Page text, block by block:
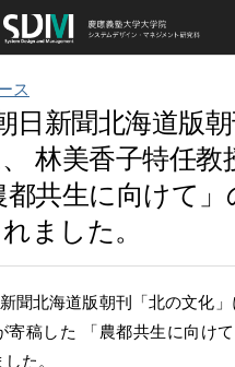
ス
日新聞北海道版
林美香子特任教
共生に向けて」
ました。
聞北海道版朝刊「北の文化
寄稿した 「農都共生に向け
た。